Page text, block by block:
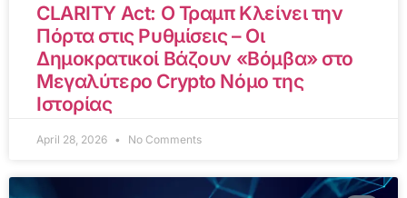
CLARITY Act: Ο Τραμπ Κλείνει την
Πόρτα στις Ρυθμίσεις – Οι
Δημοκρατικοί Βάζουν «Βόμβα» στο
Μεγαλύτερο Crypto Νόμο της
Ιστορίας
April 28, 2026 No Comments